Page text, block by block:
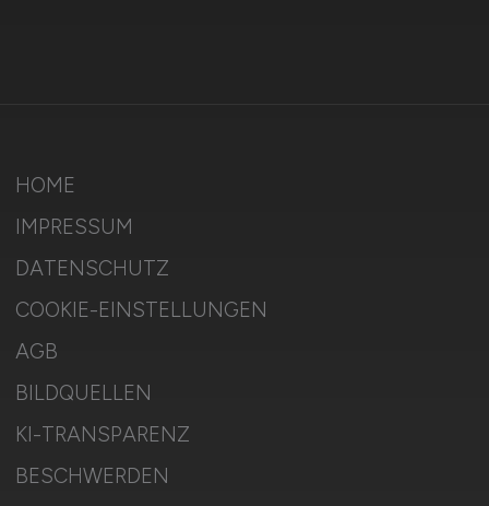
HOME
IMPRESSUM
DATENSCHUTZ
COOKIE-EINSTELLUNGEN
AGB
BILDQUELLEN
KI-TRANSPARENZ
BESCHWERDEN